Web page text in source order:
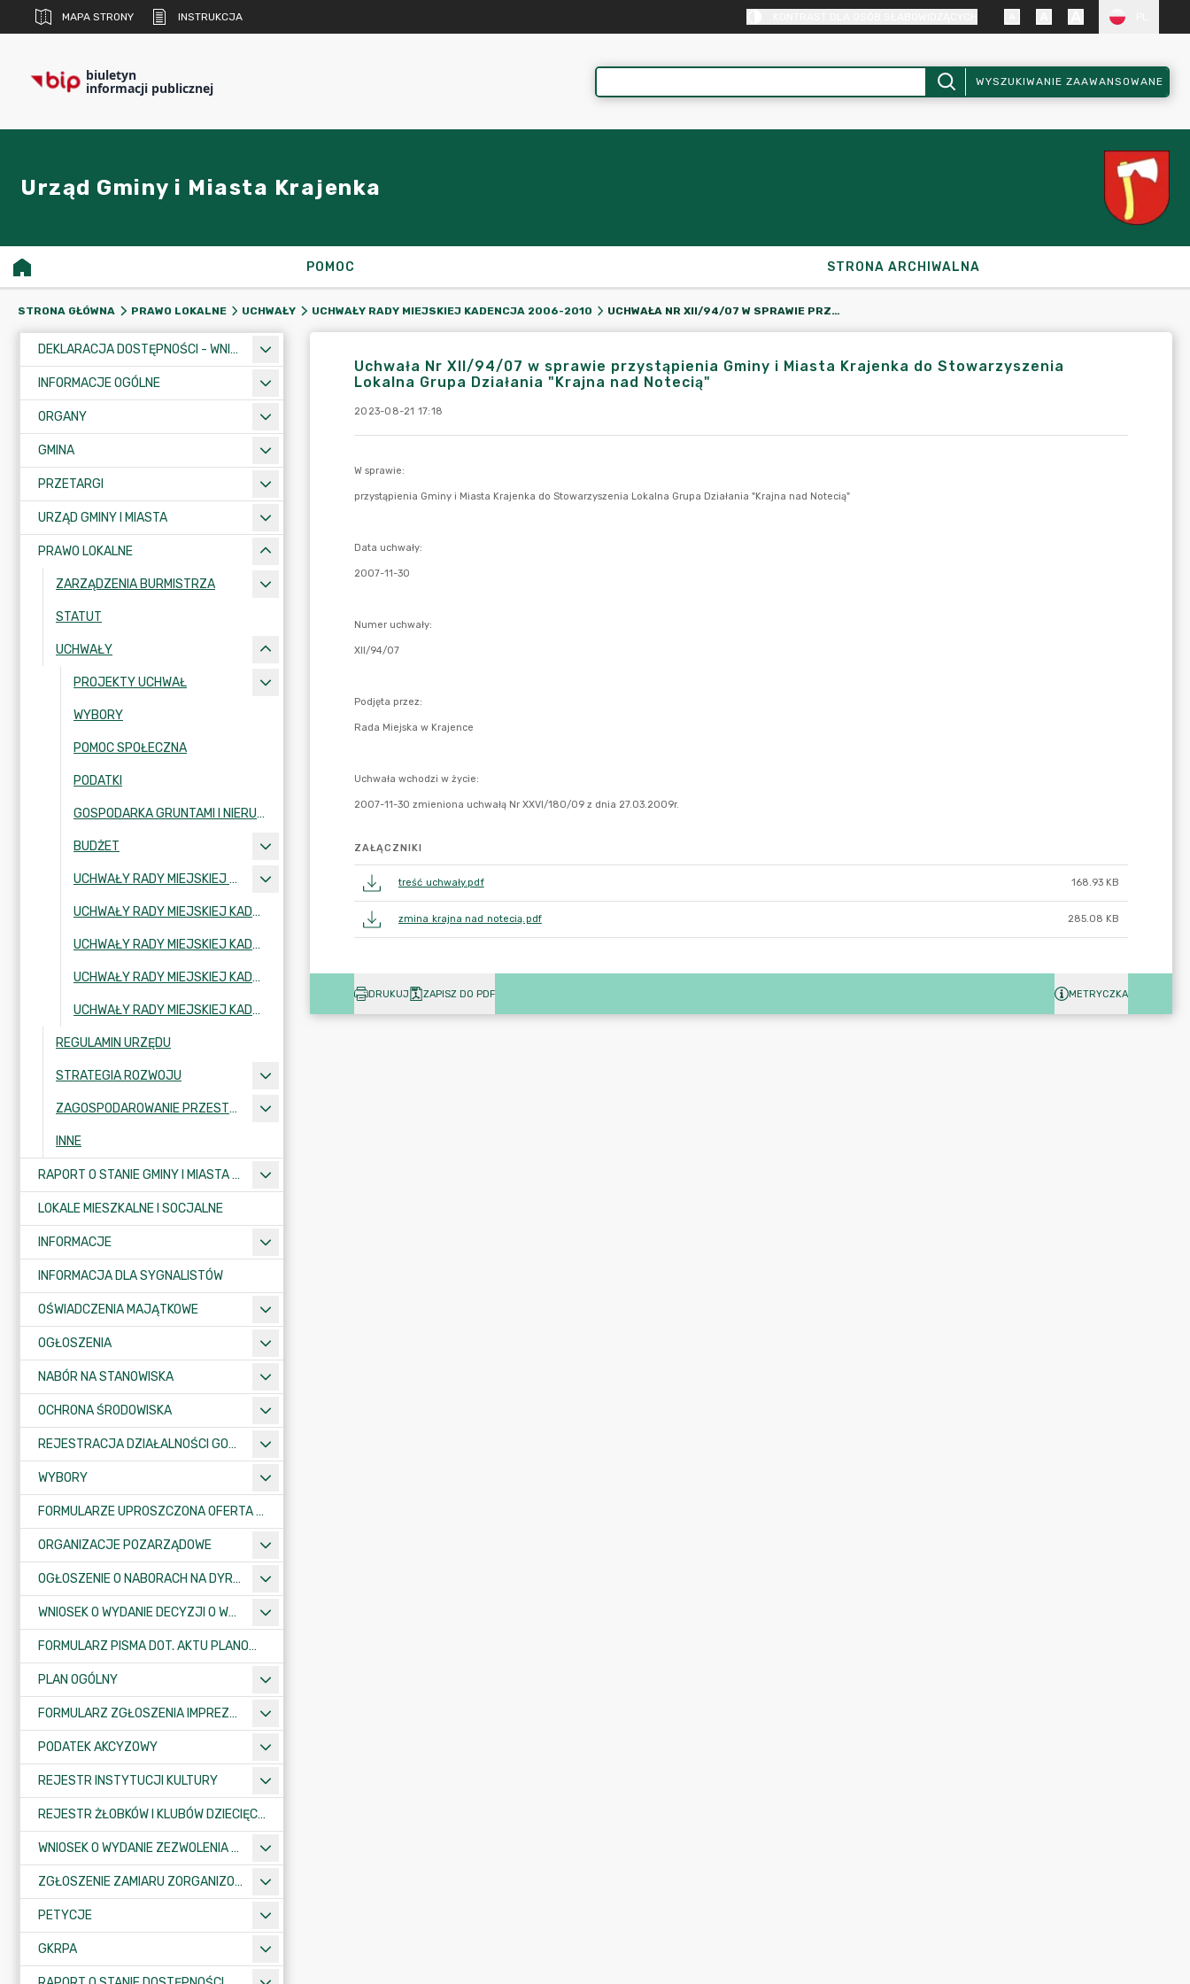
MAPA STRONY INSTRUKCJA
biuletyn
informacji publicznej WYSZUKIWANIE ZAAWANSOWANE
Urząd Gminy i Miasta Krajenka
POMOC STRONA ARCHIWALNA
STRONA GŁÓWNA PRAWO LOKALNE UCHWAŁY UCHWAŁY RADY MIEJSKIEJ KADENCJA 2006-2010 UCHWAŁA NR XII/94/07 W SPRAWIE PRZYSTĄPIENIA GMINY I MIASTA KRAJENKA DO STOWARZYSZENIA LOKALNA GRUPA DZIAŁANIA "KRAJNA NAD NOTECIĄ"
DEKLARACJA DOSTĘPNOŚCI - WNIOSEK
INFORMACJE OGÓLNE
ORGANY
GMINA
PRZETARGI
URZĄD GMINY I MIASTA
PRAWO LOKALNE
ZARZĄDZENIA BURMISTRZA
STATUT
UCHWAŁY
PROJEKTY UCHWAŁ
WYBORY
POMOC SPOŁECZNA
PODATKI
GOSPODARKA GRUNTAMI I NIERUCHOMOŚCIAMI
BUDŻET
UCHWAŁY RADY MIEJSKIEJ KADENCJA 2002-2006
UCHWAŁY RADY MIEJSKIEJ KADENCJA 2006-2010
UCHWAŁY RADY MIEJSKIEJ KADENCJA 2010-2014
UCHWAŁY RADY MIEJSKIEJ KADENCJA 2018-2024
UCHWAŁY RADY MIEJSKIEJ KADENCJA 2024-2029
REGULAMIN URZĘDU
STRATEGIA ROZWOJU
ZAGOSPODAROWANIE PRZESTRZENNE
INNE
RAPORT O STANIE GMINY I MIASTA KRAJENKA
LOKALE MIESZKALNE I SOCJALNE
INFORMACJE
INFORMACJA DLA SYGNALISTÓW
OŚWIADCZENIA MAJĄTKOWE
OGŁOSZENIA
NABÓR NA STANOWISKA
OCHRONA ŚRODOWISKA
REJESTRACJA DZIAŁALNOŚCI GOSPODARCZEJ
WYBORY
FORMULARZE UPROSZCZONA OFERTA WYKONANIA ZADANIA PUBLICZNEGO
ORGANIZACJE POZARZĄDOWE
OGŁOSZENIE O NABORACH NA DYREKTORÓW PLACÓWEK OŚWIATOWYCH
WNIOSEK O WYDANIE DECYZJI O WARUNKACH ZABUDOWY/O USTALENIE INWESTYCJI CELU PUBLICZNEGO
FORMULARZ PISMA DOT. AKTU PLANOWANIA PRZESTRZENNEGO
PLAN OGÓLNY
FORMULARZ ZGŁOSZENIA IMPREZY SPORTOWO-REKREACYJNEJ, ARTYSTYCZNEJ LUB ROZRYWKOWEJ
PODATEK AKCYZOWY
REJESTR INSTYTUCJI KULTURY
REJESTR ŻŁOBKÓW I KLUBÓW DZIECIĘCYCH
WNIOSEK O WYDANIE ZEZWOLENIA NA ZAJĘCIE PASA DROGOWEGO
ZGŁOSZENIE ZAMIARU ZORGANIZOWANIA ZGROMADZENIA
PETYCJE
GKRPA
Uchwała Nr XII/94/07 w sprawie przystąpienia Gminy i Miasta Krajenka do Stowarzyszenia
Lokalna Grupa Działania "Krajna nad Notecią"
2023-08-21 17:18
ZAŁĄCZNIKI
treść uchwały.pdf 168.93 KB
zmina krajna nad notecią.pdf 285.08 KB
DRUKUJ ZAPISZ DO PDF METRYCZKA